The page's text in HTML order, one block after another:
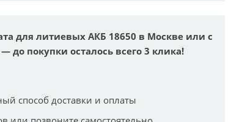
для литиевых АКБ 18650 в Москве или с
до покупки осталось всего 3 клика!
способ доставки и оплаты